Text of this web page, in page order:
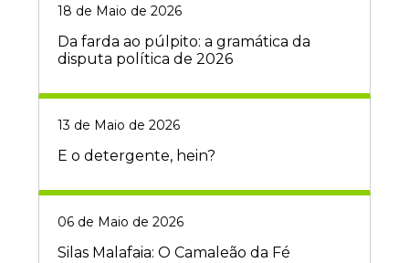
18 de Maio de 2026
Da farda ao púlpito: a gramática da
disputa política de 2026
13 de Maio de 2026
E o detergente, hein?
06 de Maio de 2026
Silas Malafaia: O Camaleão da Fé